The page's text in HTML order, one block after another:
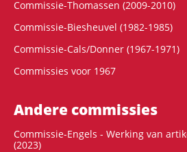
Commissie-Thomassen (2009-2010)
Commissie-Biesheuvel (1982-1985)
Commissie-Cals/Donner (1967-1971)
Commissies voor 1967
Andere commissies
Commissie-Engels - Werking van
(2023)